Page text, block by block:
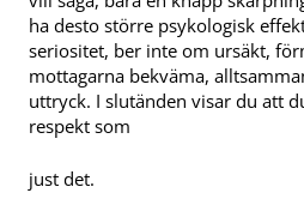
ha desto större psykologisk
seriositet, ber inte om ursäkt,
mottagarna bekväma,
uttryck. I slutänden visar du att
respekt som
just det.